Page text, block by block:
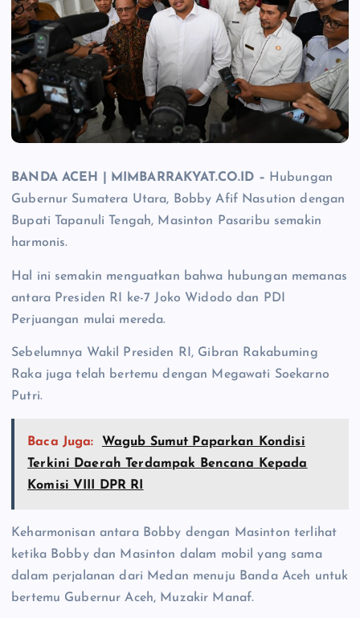
BANDA ACEH | MIMBARRAKYAT.CO.ID – Hubungan
Gubernur Sumatera Utara, Bobby Afif Nasution dengan
Bupati Tapanuli Tengah, Masinton Pasaribu semakin
harmonis.
Hal ini semakin menguatkan bahwa hubungan memanas
antara Presiden RI ke-7 Joko Widodo dan PDI
Perjuangan mulai mereda.
Sebelumnya Wakil Presiden RI, Gibran Rakabuming
Raka juga telah bertemu dengan Megawati Soekarno
Putri.
Baca Juga:
Wagub Sumut Paparkan Kondisi
Terkini Daerah Terdampak Bencana Kepada
Komisi VIII DPR RI
Keharmonisan antara Bobby dengan Masinton terlihat
ketika Bobby dan Masinton dalam mobil yang sama
dalam perjalanan dari Medan menuju Banda Aceh untuk
bertemu Gubernur Aceh, Muzakir Manaf.